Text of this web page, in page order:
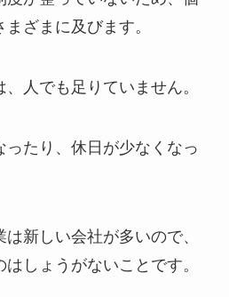
ざまに及びます。
人でも足りていません。
ったり、休日が少なくなっ
新しい会社が多いので、
しょうがないことです。